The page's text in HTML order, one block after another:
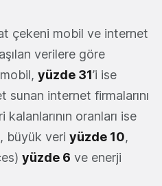
çekeni mobil ve internet
verilere göre
mobil, yüzde 31’i ise
internet firmalarını
kalanlarının oranları ise
, büyük veri yüzde 10,
yüzde 6 ve enerji